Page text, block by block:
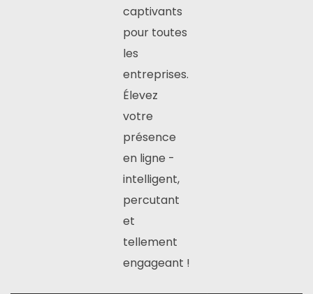
captivants
pour toutes
les
entreprises.
Élevez
votre
présence
en ligne -
intelligent,
percutant
et
tellement
engageant !